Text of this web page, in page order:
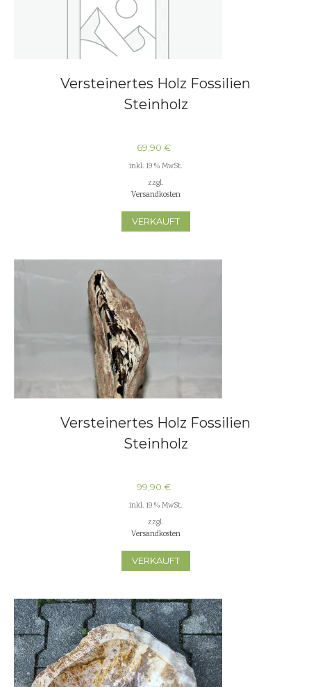
Versteinertes Holz Fossilien
Steinholz
69,90 €
inkl. 19 % MwSt.
zzgl.
Versandkosten
VERKAUFT
Versteinertes Holz Fossilien
Steinholz
99,90 €
inkl. 19 % MwSt.
zzgl.
Versandkosten
VERKAUFT